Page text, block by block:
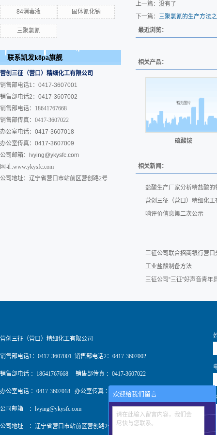
84消毒液 固体氰化钠
三聚氯氰
联系凯发k8pa旗舰
营创三征（营口）精细化工有限公司
销售部电话1：0417-3607001
销售部电话2：0417-3607002
销售部电话：18641767668
销售部传真：0417-3607022
办公室电话：0417-3607018
办公室传真：0417-3607009
公司邮箱：
lvying@ykysfc.com
网址:www.ykysfc.com
公司地址：辽宁省营口市站前区营创路2号
上一篇：没有了
下一篇： 三聚氯氰的生产方法
最近浏览：
相关产品：
硫酸铵
相关新闻：
盐酸生产厂家分析精盐酸的
营创三征（营口）精细化
响评价信息第二次公示
三征公司联合招商银行营
工业盐酸制备方法
三征公司“三征”好声音青
营创三征（营口）精细化工有限公司
销售部电话1：0417-3607001 销售部电话2：0417-3607002
销售部电话 ：18641767668 销售部传真 ：0417-3607022
办公室电话 ：0417-3607018 办公室传真 ：0417-3607009
公司邮箱 ： lvying@ykysfc.com
公司地址 ：辽宁省营口市站前区营创路2号
欢迎给我们留言
请在此输入留言内容，我们会
尽快与您联系。